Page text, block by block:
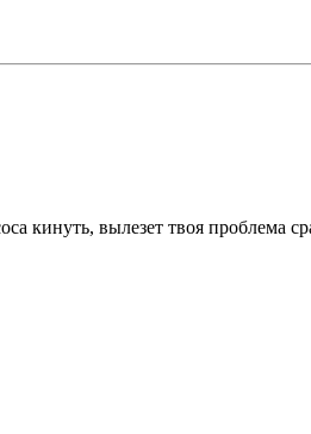
кинуть, вылезет твоя проблема